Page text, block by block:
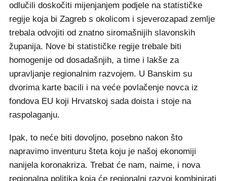
odlučili doskočiti mijenjanjem podjele na statističke
regije koja bi Zagreb s okolicom i sjeverozapad zemlje
trebala odvojiti od znatno siromašnijih slavonskih
županija. Nove bi statističke regije trebale biti
homogenije od dosadašnjih, a time i lakše za
upravljanje regionalnim razvojem. U Banskim su
dvorima karte bacili i na veće povlačenje novca iz
fondova EU koji Hrvatskoj sada doista i stoje na
raspolaganju.
Ipak, to neće biti dovoljno, posebno nakon što
napravimo inventuru šteta koju je našoj ekonomiji
nanijela koronakriza. Trebat će nam, naime, i nova
regionalna politika koja će regionalni razvoj kombinirati